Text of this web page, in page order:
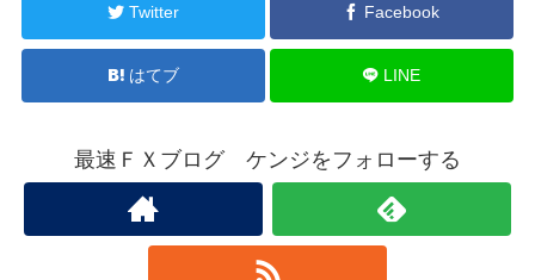
Twitter Facebook
はてブ LINE
最速ＦＸブログ ケンジをフォローする